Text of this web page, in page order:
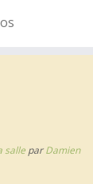
salle parDamien